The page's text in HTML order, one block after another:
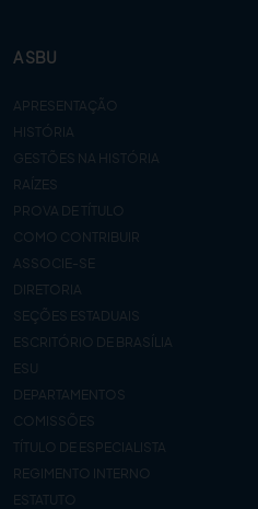
A SBU
APRESENTAÇÃO
HISTÓRIA
GESTÕES NA HISTÓRIA
RAÍZES
PROVA DE TÍTULO
COMO CONTRIBUIR
ASSOCIE-SE
DIRETORIA
SEÇÕES ESTADUAIS
ESCRITÓRIO DE BRASÍLIA
ESU
DEPARTAMENTOS
COMISSÕES
TÍTULO DE ESPECIALISTA
REGIMENTO INTERNO
ESTATUTO